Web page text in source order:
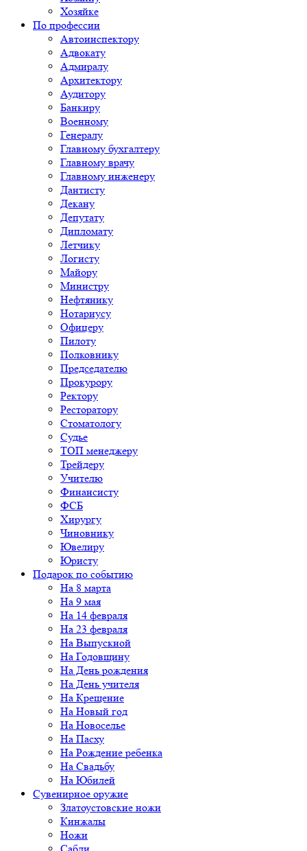
Хозяйке
По профессии
Автоинспектору
Адвокату
Адмиралу
Архитектору
Аудитору
Банкиру
Военному
Генералу
Главному бухгалтеру
Главному врачу
Главному инженеру
Дантисту
Декану
Депутату
Дипломату
Летчику
Логисту
Майору
Министру
Нефтянику
Нотариусу
Офицеру
Пилоту
Полковнику
Председателю
Прокурору
Ректору
Ресторатору
Стоматологу
Судье
ТОП менеджеру
Трейдеру
Учителю
Финансисту
ФСБ
Хирургу
Чиновнику
Ювелиру
Юристу
Подарок по событию
На 8 марта
На 9 мая
На 14 февраля
На 23 февраля
На Выпускной
На Годовщину
На День рождения
На День учителя
На Крещение
На Новый год
На Новоселье
На Пасху
На Рождение ребенка
На Свадьбу
На Юбилей
Сувенирное оружие
Златоустовские ножи
Кинжалы
Ножи